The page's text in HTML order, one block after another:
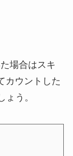
場合はスキ
カウントした
う。